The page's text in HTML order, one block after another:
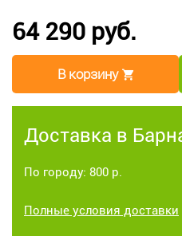
64 290 руб.
В корзину
Доставка в
По городу: 800 р.
Полные условия доставки